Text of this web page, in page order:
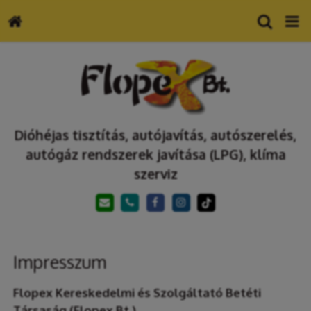
Dióhéjas tisztítás, autójavítás, autószerelés,
autógáz rendszerek javítása (LPG), klíma
szerviz
Impresszum
Flopex Kereskedelmi és Szolgáltató Betéti